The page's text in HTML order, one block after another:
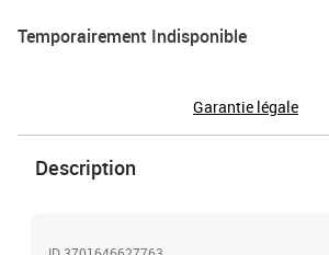
d'Authenticité. Tirage limité à 50 pièces au
Temporairement Indisponible
Garantie légale
Description